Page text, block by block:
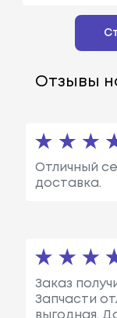
Отзывы
Отличный
доставка.
Заказ
Запчасти
выгодная.